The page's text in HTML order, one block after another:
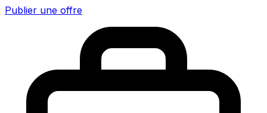
Publier une offre